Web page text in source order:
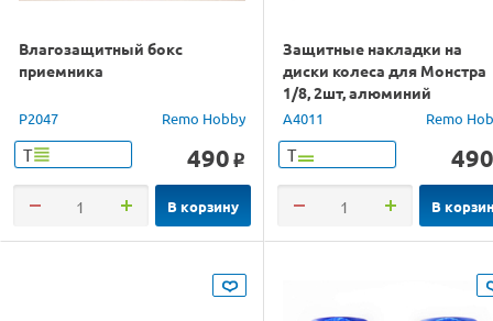
Влагозащитный бокс
приемника
P2047 Remo Hobby
Т 490 o
В корзину
Защитные накладки на
диски колеса для Монстра
1/8, 2шт, алюминий
A4011 Remo
Т 490
В